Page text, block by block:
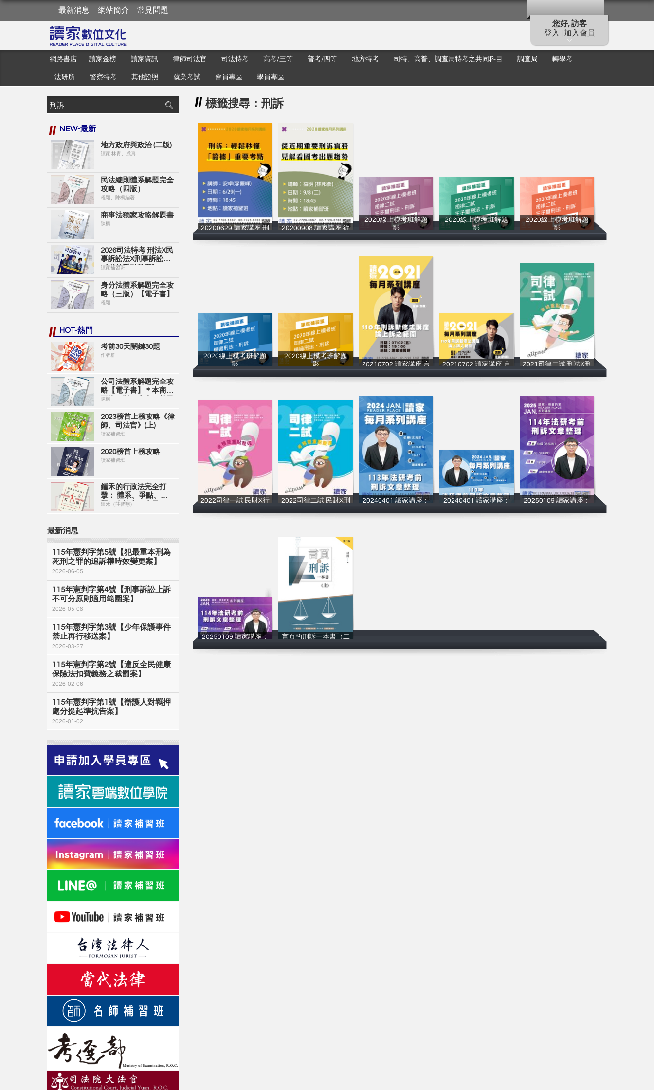
您好, 訪客
登入 | 加入會員
最新消息 網站簡介 常見問題
網路書店 讀家金榜 讀家資訊 律師司法官 司法特考 高考/三等 普考/四等 地方特考 司特、高普、調查局特考之共同科目 調查局 轉學考
法研所 警察特考 其他證照 就業考試 會員專區 學員專區
標籤搜尋：刑訴
20200629 讀家講座 刑
讀家補習班
20200908 讀家講座 從
讀家補習班
2020線上模考班解題
影
讀家補習班
2020線上模考班解題
影
讀家補習班
2020線上模考班解題
影
讀家補習班
2020線上模考班解題
影
讀家補習班
2020線上模考班解題
影
讀家補習班
20210702 讀家講座 言
讀家補習班
20210702 讀家講座 言
讀家補習班
2021司律二試 刑法X刑
讀家補習班
2022司律一試 民財X行
讀家補習班
2022司律二試 民財X刑
讀家補習班
20240401 讀家講座：
伯樺
20240401 讀家講座：
伯樺
20250109 讀家講座：
讀家補習班
20250109 讀家講座：
讀家補習班
言頁的刑訴一本書（二
言頁
NEW-最新
地方政府與政治 (二版)
讀家 林青、成真
民法總則體系解題完全
攻略（四版）
程穎、陳楓編著
商事法獨家攻略解題書
陳楓
2026司法特考 刑法X民
事訴訟法X刑事訴訟法
《考前重點整理》
讀家補習班
身分法體系解題完全攻
略（三版）【電子書】
程穎
HOT-熱門
考前30天關鍵30題
作者群
公司法體系解題完全攻
略【電子書】＊本商品
頁為一版＊本書目前已
出新版＊購買時請留意
＊
陳楓
2023榜首上榜攻略《律
師、司法官》(上)
讀家補習班
2020榜首上榜攻略
讀家補習班
鍾禾的行政法完全打
擊： 體系、爭點、解
題一次搞定（上冊）
【電子書】
鍾禾（莊智翔）
最新消息
115年憲判字第5號【犯最重本刑為
死刑之罪的追訴權時效變更案】
2026-06-05
115年憲判字第4號【刑事訴訟上訴
不可分原則適用範圍案】
2026-05-08
115年憲判字第3號【少年保護事件
禁止再行移送案】
2026-03-27
115年憲判字第2號【違反全民健康
保險法扣費義務之裁罰案】
2026-02-06
115年憲判字第1號【辯護人對羈押
處分提起準抗告案】
2026-01-02